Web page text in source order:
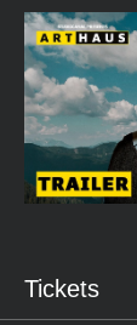
Tickets